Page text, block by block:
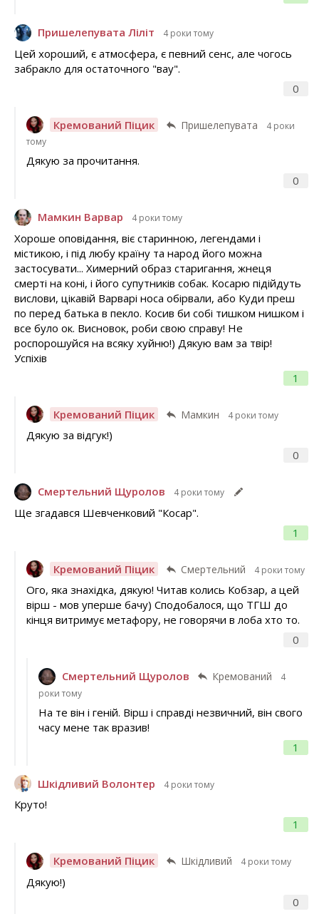
Пришелепувата Ліліт 4 роки тому
0
Цей хороший, є атмосфера, є певний сенс, але чогось
забракло для остаточного "вау".
Кремований Піцик Пришелепувата
4 роки
тому
0
Дякую за прочитання.
Мамкин Варвар 4 роки тому
1
Хороше оповідання, віє старинною, легендами і
містикою, і під любу країну та народ його можна
застосувати... Химерний образ старигання, жнеця
смерті на коні, і його супутників собак. Косарю підійдуть
вислови, цікавій Варварі носа обірвали, або Куди преш
по перед батька в пекло. Косив би собі тишком нишком і
все було ок. Висновок, роби свою справу! Не
роспорошуйся на всяку хуйню!) Дякую вам за твір!
Успіхів
Кремований Піцик Мамкин 4 роки тому
0
Дякую за відгук!)
Смертельний Щуролов 4 роки тому
1
Ще згадався Шевченковий "Косар".
Кремований Піцик Смертельний 4 роки тому
0
Ого, яка знахідка, дякую! Читав колись Кобзар, а цей
вірш - мов уперше бачу) Сподобалося, що ТГШ до
кінця витримує метафору, не говорячи в лоба хто то.
Смертельний Щуролов Кремований
4
роки тому
1
На те він і геній. Вірш і справді незвичний, він свого
часу мене так вразив!
Шкідливий Волонтер 4 роки тому
1
Круто!
Кремований Піцик Шкідливий 4 роки тому
0
Дякую!)